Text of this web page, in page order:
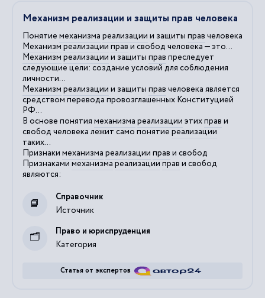
Механизм реализации и защиты прав человека
Понятие механизма реализации и защиты прав человека
Механизмреализацииправи свобод человека — это...
Механизмреализациии защиты прав преследует
следующие цели: создание условий для соблюдения
личности...
Механизм реализации и защиты прав человека является
средством перевода провозглашенных Конституцией
РФ...
В основе понятия механизма реализации этихправ и
свобод человека лежит само понятиереализации
таких...
Признаки механизма реализации прав и свобод
Признакамимеханизмареализацииправ и свобод
являются:
Источник
Справочник
Категория
Право и юриспруденция
Статья от экспертов